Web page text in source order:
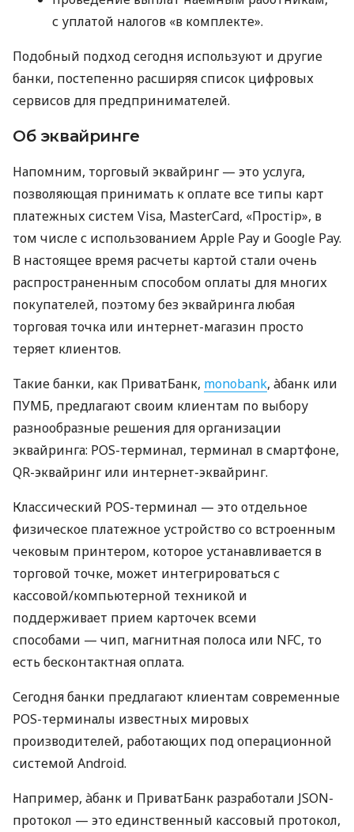
с уплатой налогов «в комплекте».
Подобный подход сегодня используют и другие
банки, постепенно расширяя список цифровых
сервисов для предпринимателей.
Об эквайринге
Напомним, торговый эквайринг — это услуга,
позволяющая принимать к оплате все типы карт
платежных систем Visa, MasterCard, «Простір», в
том числе с использованием Apple Pay и Google Pay.
В настоящее время расчеты картой стали очень
распространенным способом оплаты для многих
покупателей, поэтому без эквайринга любая
торговая точка или интернет-магазин просто
теряет клиентов.
Такие банки, как ПриватБанк, monobank, àбанк или
ПУМБ, предлагают своим клиентам по выбору
разнообразные решения для организации
эквайринга: POS-терминал, терминал в смартфоне,
QR-эквайринг или интернет-эквайринг.
Классический POS-терминал — это отдельное
физическое платежное устройство со встроенным
чековым принтером, которое устанавливается в
торговой точке, может интегрироваться с
кассовой/компьютерной техникой и
поддерживает прием карточек всеми
способами — чип, магнитная полоса или NFC, то
есть бесконтактная оплата.
Сегодня банки предлагают клиентам современные
POS-терминалы известных мировых
производителей, работающих под операционной
системой Android.
Например, àбанк и ПриватБанк разработали JSON-
протокол — это единственный кассовый протокол,